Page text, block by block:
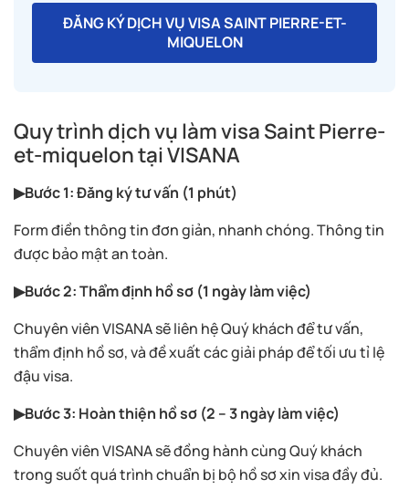
ĐĂNG KÝ DỊCH VỤ VISA SAINT PIERRE-ET-
MIQUELON
Quy trình dịch vụ làm visa Saint Pierre-
et-miquelon tại VISANA
▶Bước 1: Đăng ký tư vấn (1 phút)
Form điền thông tin đơn giản, nhanh chóng. Thông tin
được bảo mật an toàn.
▶Bước 2: Thẩm định hồ sơ (1 ngày làm việc)
Chuyên viên VISANA sẽ liên hệ Quý khách để tư vấn,
thẩm định hồ sơ, và đề xuất các giải pháp để tối ưu tỉ lệ
đậu visa.
▶Bước 3: Hoàn thiện hồ sơ (2 – 3 ngày làm việc)
Chuyên viên VISANA sẽ đồng hành cùng Quý khách
trong suốt quá trình chuẩn bị bộ hồ sơ xin visa đầy đủ.